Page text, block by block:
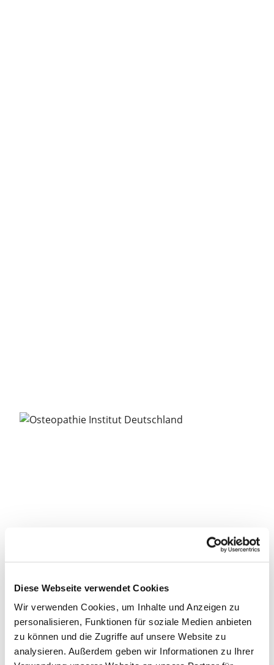
Diese Webseite verwendet Cookies
Wir verwenden Cookies, um Inhalte und Anzeigen zu
personalisieren, Funktionen für soziale Medien anbieten
zu können und die Zugriffe auf unsere Website zu
analysieren. Außerdem geben wir Informationen zu Ihrer